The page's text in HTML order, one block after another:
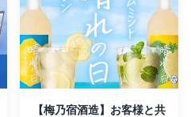
【梅乃宿酒造】お客様と共